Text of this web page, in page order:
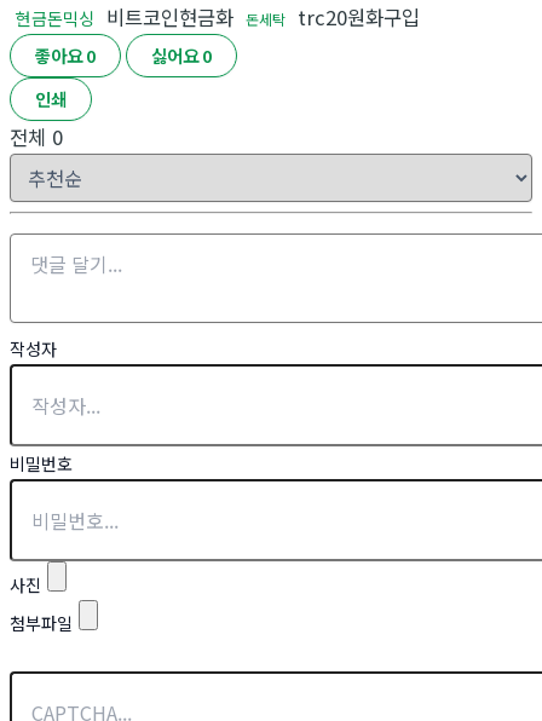
현금돈믹싱 비트코인현금화 돈세탁 trc20원화구입
좋아요0 싫어요0
인쇄
전체 0
작성자
비밀번호
사진
첨부파일